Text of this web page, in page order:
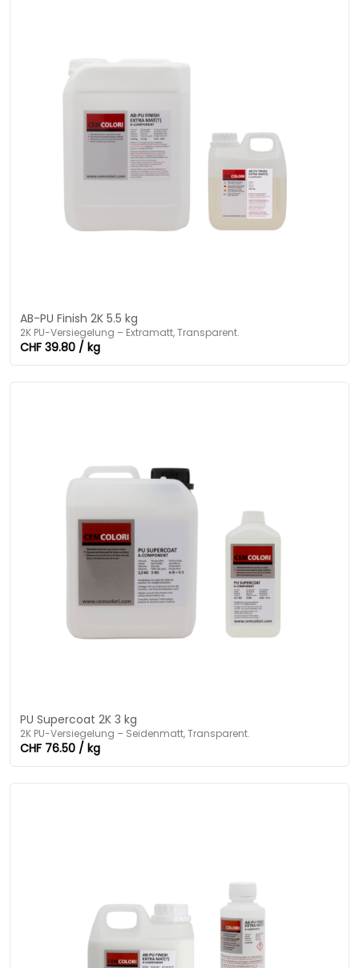
AB-PU Finish 2K 5.5 kg
2K PU-Versiegelung – Extramatt, Transparent.
CHF 39.80 / kg
PU Supercoat 2K 3 kg
2K PU-Versiegelung – Seidenmatt, Transparent.
CHF 76.50 / kg